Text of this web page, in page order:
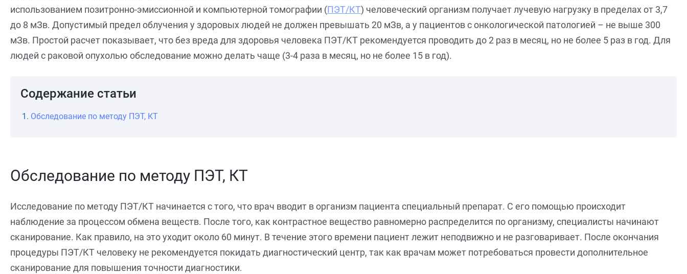
использованием позитронно-эмиссионной и компьютерной томографии (ПЭТ/КТ) человеческий организм получает лучевую нагрузку в пределах от 3,7
до 8 мЗв. Допустимый предел облучения у здоровых людей не должен превышать 20 мЗв, а у пациентов с онкологической патологией – не выше 300
мЗв. Простой расчет показывает, что без вреда для здоровья человека ПЭТ/КТ рекомендуется проводить до 2 раз в месяц, но не более 5 раз в год. Для
людей с раковой опухолью обследование можно делать чаще (3-4 раза в месяц, но не более 15 в год).
Содержание статьи
Обследование по методу ПЭТ, КТ
Обследование по методу ПЭТ, КТ
Исследование по методу ПЭТ/КТ начинается с того, что врач вводит в организм пациента специальный препарат. С его помощью происходит
наблюдение за процессом обмена веществ. После того, как контрастное вещество равномерно распределится по организму, специалисты начинают
сканирование. Как правило, на это уходит около 60 минут. В течение этого времени пациент лежит неподвижно и не разговаривает. После окончания
процедуры ПЭТ/КТ человеку не рекомендуется покидать диагностический центр, так как врачам может потребоваться провести дополнительное
сканирование для повышения точности диагностики.